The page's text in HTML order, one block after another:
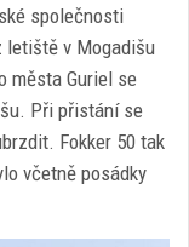
společnosti
v Mogadišu
města Guriel se
Při přistání se
Fokker 50 tak
včetně posádky